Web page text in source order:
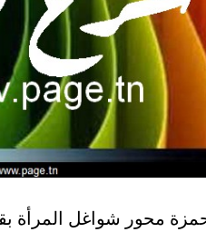
محور شواغل المرأة